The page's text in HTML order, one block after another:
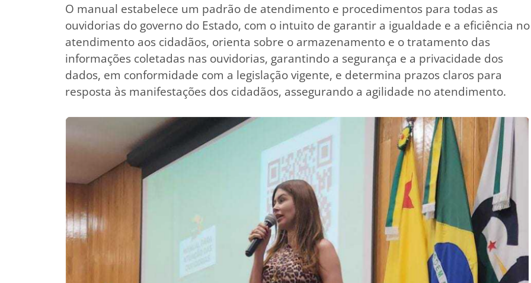
O manual estabelece um padrão de atendimento e procedimentos para todas as
ouvidorias do governo do Estado, com o intuito de garantir a igualdade e a eficiência no
atendimento aos cidadãos, orienta sobre o armazenamento e o tratamento das
informações coletadas nas ouvidorias, garantindo a segurança e a privacidade dos
dados, em conformidade com a legislação vigente, e determina prazos claros para
resposta às manifestações dos cidadãos, assegurando a agilidade no atendimento.